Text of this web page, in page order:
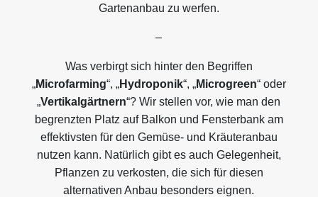
Gartenanbau zu werfen.
–
Was verbirgt sich hinter den Begriffen
„Microfarming“, „Hydroponik“, „Microgreen“ oder
„Vertikalgärtnern“? Wir stellen vor, wie man den
begrenzten Platz auf Balkon und Fensterbank am
effektivsten für den Gemüse- und Kräuteranbau
nutzen kann. Natürlich gibt es auch Gelegenheit,
Pflanzen zu verkosten, die sich für diesen
alternativen Anbau besonders eignen.